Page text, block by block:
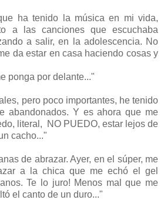
ha tenido la música en mi vida,
a las canciones que escuchaba
a salir, en la adolescencia. No
da estar en casa haciendo cosas y
ponga por delante..."
pero poco importantes, he tenido
abandonados. Y es ahora que me
literal, NO PUEDO, estar lejos de
cacho..."
de abrazar. Ayer, en el súper, me
a la chica que me echó el gel
Te lo juro! Menos mal que me
el canto de un duro..."